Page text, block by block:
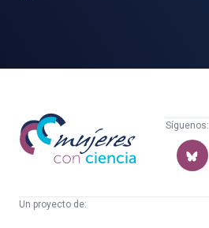
Mujeres
con
ciencia
Síguenos:
Un proyecto de: